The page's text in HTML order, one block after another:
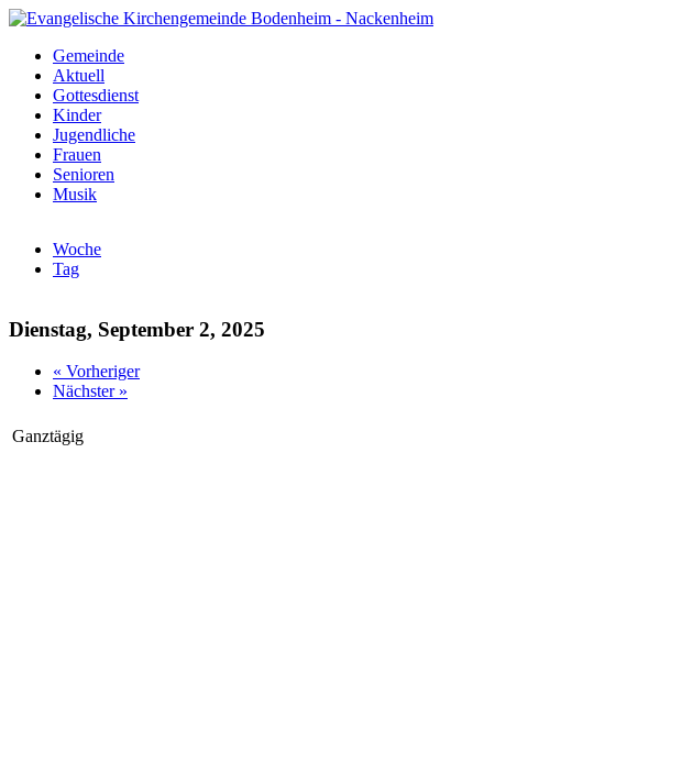
Direkt zum Inhalt
Evangelische
Kirchengemeinde
Bodenheim -
Nackenheim
Kategorien
Gemeinde
Aktuell
Gottesdienst
Kinder
Jugendliche
Frauen
Senioren
Musik
Woche
Tag
Dienstag, September 2, 2025
« Vorheriger
Nächster »
Ganztägig